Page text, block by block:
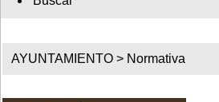
AYUNTAMIENTO > Normativa